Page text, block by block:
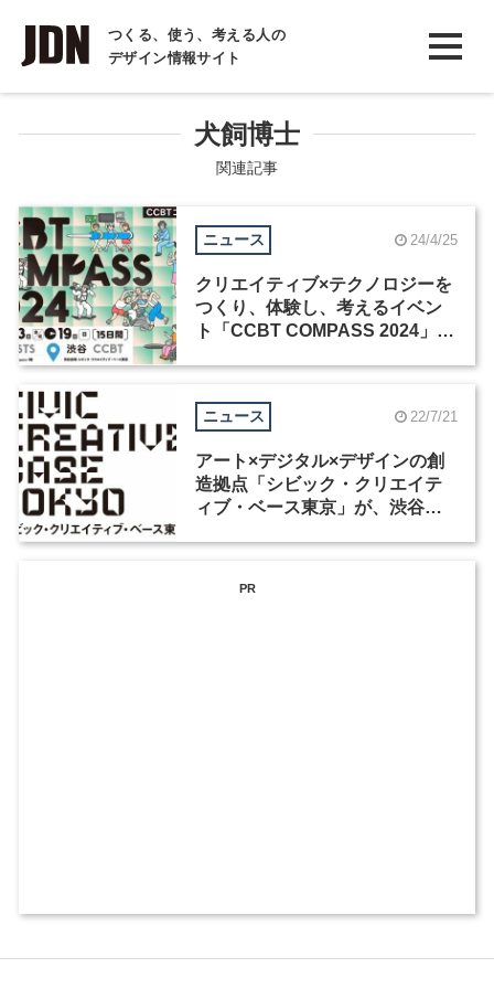
つくる、使う、考える人の
デザイン情報サイト
INTERVIEW
インタビュー
COLUMN
コラム
犬飼博士
関連記事
ニュース 24/4/25
クリエイティブ×テクノロジーを
つくり、体験し、考えるイベン
ト「CCBT COMPASS 2024」が
ニュース 22/7/21
アート×デジタル×デザインの創
造拠点「シビック・クリエイテ
ィブ・ベース東京」が、渋谷東
PR